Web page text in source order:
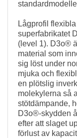
Lågprofil
superfabrikatet
(level 1). D3o®
material som
sig löst under
mjuka och
en plötslig
molekylerna så
stötdämpande,
D3o®-skydden
efter att slaget
förlust av